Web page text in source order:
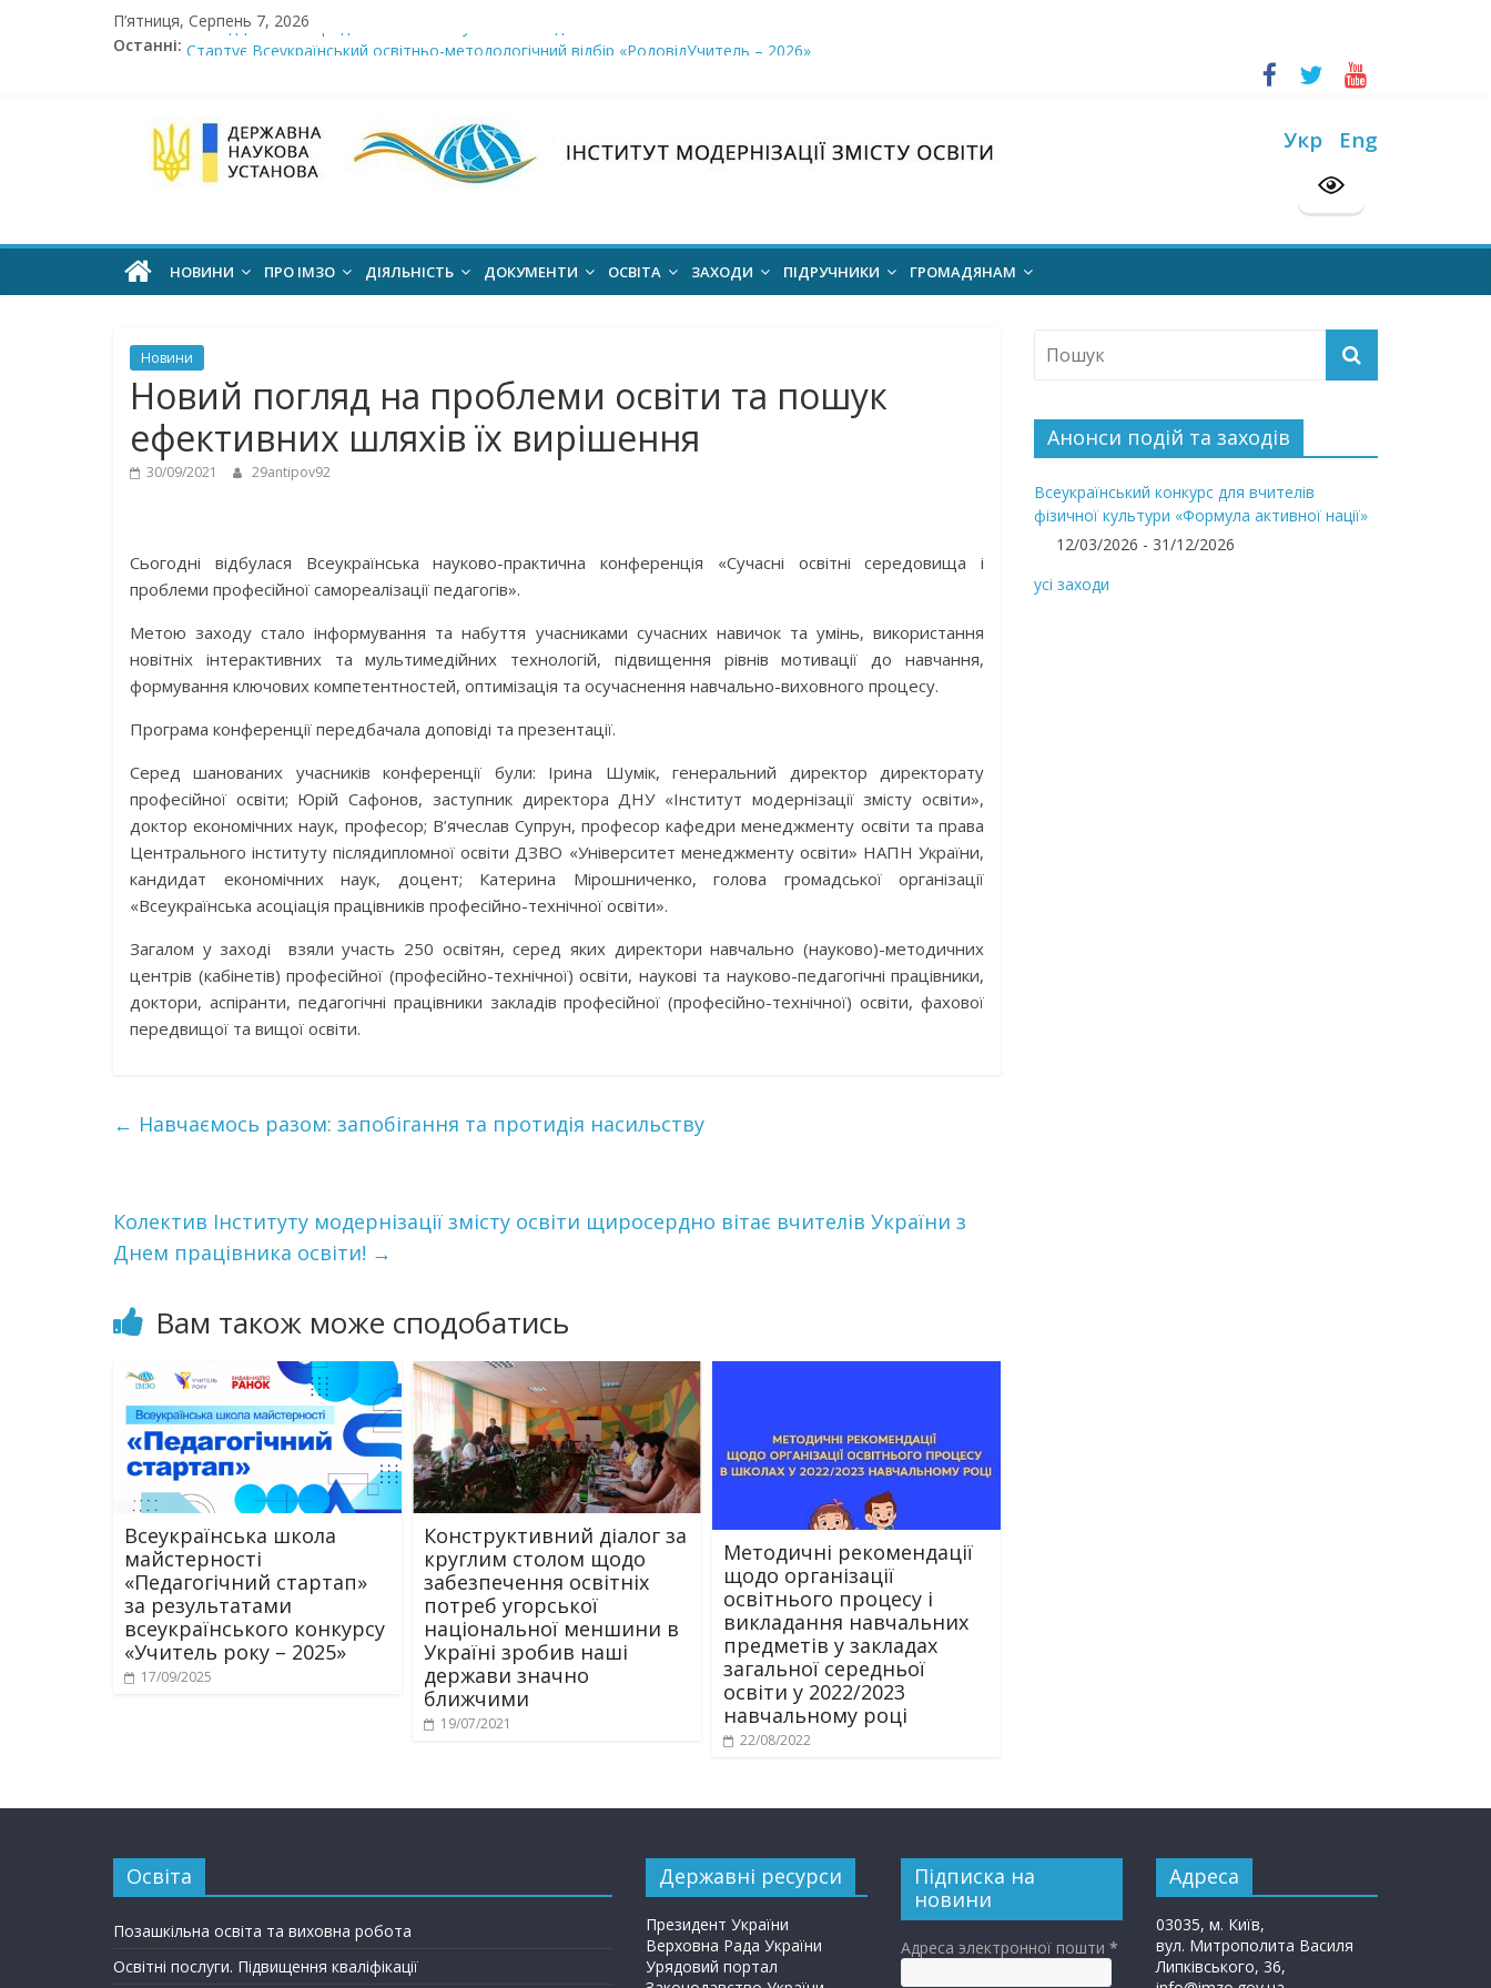
П’ятниця, Серпень 7, 2026
Останні:
Сімнадцята міжнародна виставка «Сучасні заклади освіти»
Розпочато прийом документів на конкурс для здобуття академічних стипендій імені Героїв Небесної Сотні на 2026/2027 н. р.
Інститут
модернізації
змісту
освіти
офіційний
веб-
сайт
Укр Eng
НОВИНИ ПРО ІМЗО ДІЯЛЬНІСТЬ ДОКУМЕНТИ ОСВІТА ЗАХОДИ ПІДРУЧНИКИ ГРОМАДЯНАМ
Новини
Новий погляд на проблеми освіти та пошук
ефективних шляхів їх вирішення
30/09/2021 29antipov92
Сьогодні відбулася Всеукраїнська науково-практична конференція «Сучасні освітні середовища і
проблеми професійної самореалізації педагогів».
Метою заходу стало інформування та набуття учасниками сучасних навичок та умінь, використання
новітніх інтерактивних та мультимедійних технологій, підвищення рівнів мотивації до навчання,
формування ключових компетентностей, оптимізація та осучаснення навчально-виховного процесу.
Програма конференції передбачала доповіді та презентації.
Серед шанованих учасників конференції були: Ірина Шумік, генеральний директор директорату
професійної освіти; Юрій Сафонов, заступник директора ДНУ «Інститут модернізації змісту освіти»,
доктор економічних наук, професор; В’ячеслав Супрун, професор кафедри менеджменту освіти та права
Центрального інституту післядипломної освіти ДЗВО «Університет менеджменту освіти» НАПН України,
кандидат економічних наук, доцент; Катерина Мірошниченко, голова громадської організації
«Всеукраїнська асоціація працівників професійно-технічної освіти».
Загалом у заході взяли участь 250 освітян, серед яких директори навчально (науково)-методичних
центрів (кабінетів) професійної (професійно-технічної) освіти, наукові та науково-педагогічні працівники,
доктори, аспіранти, педагогічні працівники закладів професійної (професійно-технічної) освіти, фахової
передвищої та вищої освіти.
← Навчаємось разом: запобігання та протидія насильству
Колектив Інституту модернізації змісту освіти щиросердно вітає вчителів України з
Днем працівника освіти! →
Вам також може сподобатись
Всеукраїнська школа
майстерності
«Педагогічний стартап»
за результатами
всеукраїнського конкурсу
«Учитель року – 2025»
17/09/2025
Конструктивний діалог за
круглим столом щодо
забезпечення освітніх
потреб угорської
національної меншини в
Україні зробив наші
держави значно
ближчими
19/07/2021
Методичні рекомендації
щодо організації
освітнього процесу і
викладання навчальних
предметів у закладах
загальної середньої
освіти у 2022/2023
навчальному році
22/08/2022
Анонси подій та заходів
Всеукраїнський конкурс для вчителів
фізичної культури «Формула активної нації»
12/03/2026 - 31/12/2026
усі заходи
Освіта
Позашкільна освіта та виховна робота
Освітні послуги. Підвищення кваліфікації
Державні ресурси
Президент України
Верховна Рада України
Урядовий портал
Підписка на
новини
Адреса электронної пошти *
Адреса
03035, м. Київ,
вул. Митрополита Василя
Липківського, 36,